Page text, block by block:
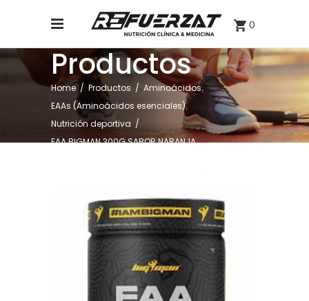
0
Productos
Home / Productos / Aminoácidos,
EAAs (Aminoácidos esenciales),
Nutrición deportiva /
EAA BIGMAN 300G SABOR NARANJA